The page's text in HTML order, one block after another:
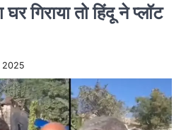
गिराया तो हिंदू ने प्लॉट
2025